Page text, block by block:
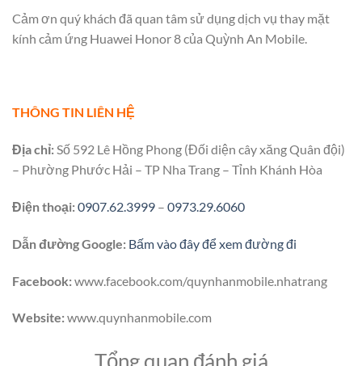
Cảm ơn quý khách đã quan tâm sử dụng dịch vụ thay mặt
kính cảm ứng Huawei Honor 8 của Quỳnh An Mobile.
THÔNG TIN LIÊN HỆ
Địa chỉ:Số 592 Lê Hồng Phong (Đối diện cây xăng Quân đội)
– Phường Phước Hải – TP Nha Trang – Tỉnh Khánh Hòa
Điện thoại:0907.62.3999 – 0973.29.6060
Dẫn đường Google: Bấm vào đây để xem đường đi
Facebook:www.facebook.com/quynhanmobile.nhatrang
Website:www.quynhanmobile.com
Tổng quan đánh giá